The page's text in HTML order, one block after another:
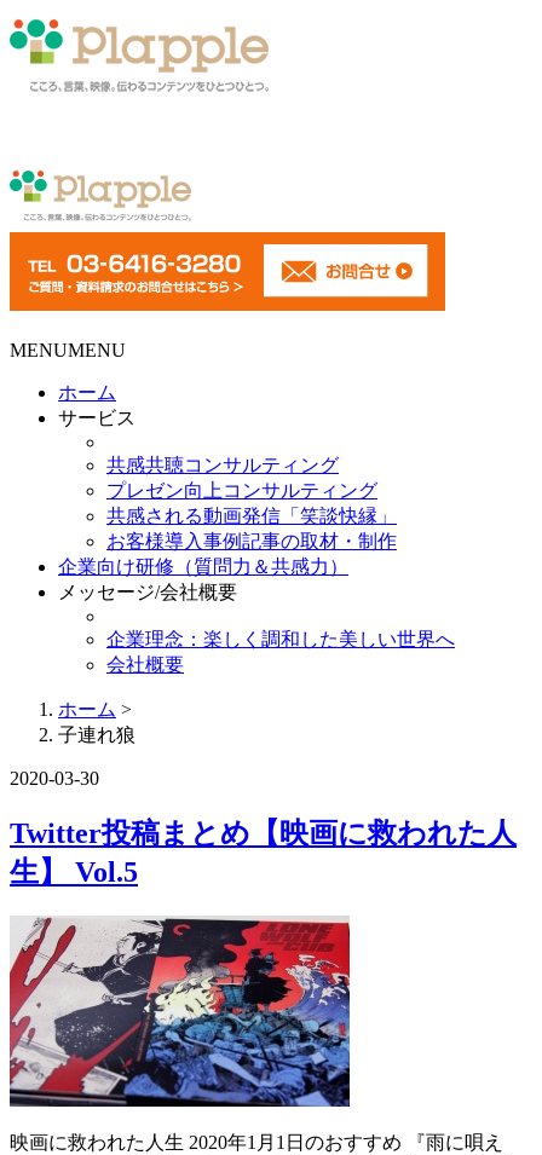
MENUMENU
ホーム
サービス
共感共聴コンサルティング
プレゼン向上コンサルティング
共感される動画発信「笑談快縁」
お客様導入事例記事の取材・制作
企業向け研修（質問力＆共感力）
メッセージ/会社概要
企業理念：楽しく調和した美しい世界へ
会社概要
ホーム >
子連れ狼
2020-03-30
Twitter投稿まとめ【映画に救われた人
生】 Vol.5
映画に救われた人生 2020年1月1日のおすすめ 『雨に唄え